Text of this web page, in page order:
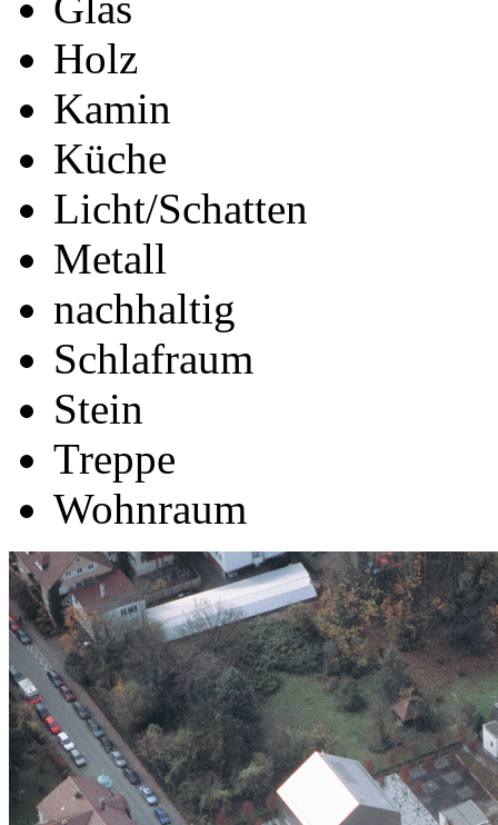
Holz
Kamin
Küche
Licht/Schatten
Metall
nachhaltig
Schlafraum
Stein
Treppe
Wohnraum